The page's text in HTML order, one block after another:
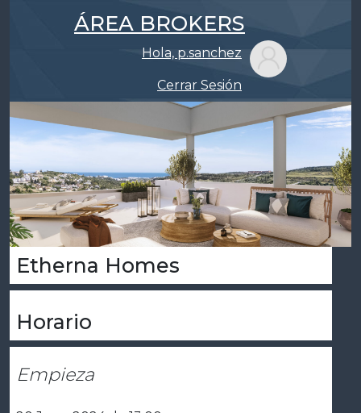
ÁREA BROKERS
Hola, p.sanchez
Cerrar Sesión
Etherna Homes
Horario
Empieza